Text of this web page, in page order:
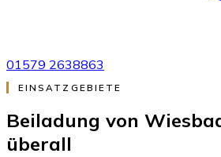
01579 2638863
EINSATZGEBIETE
Beiladung von
überall